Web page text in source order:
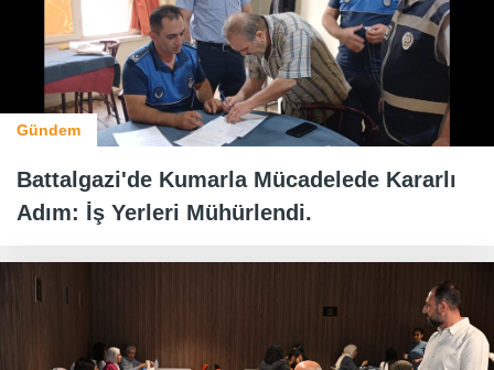
Gündem
Battalgazi'de Kumarla Mücadelede Kararlı
Adım: İş Yerleri Mühürlendi.